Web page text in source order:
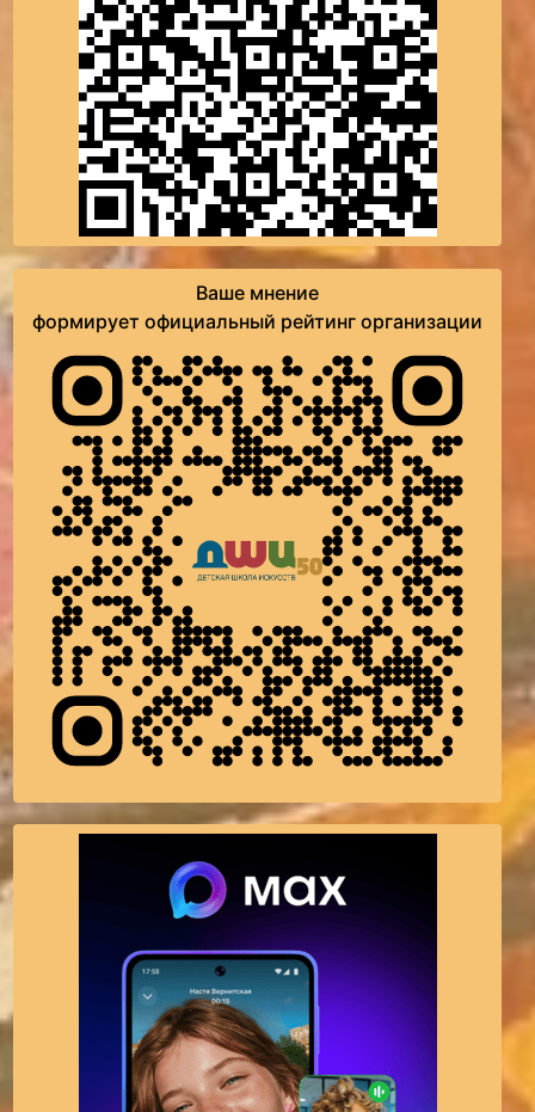
Ваше мнение
формирует официальный рейтинг организации